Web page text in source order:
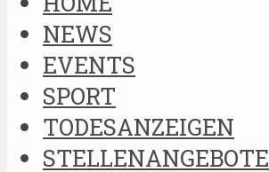
NEWS
EVENTS
SPORT
TODESANZEIGEN
STELLENANGEBOTE